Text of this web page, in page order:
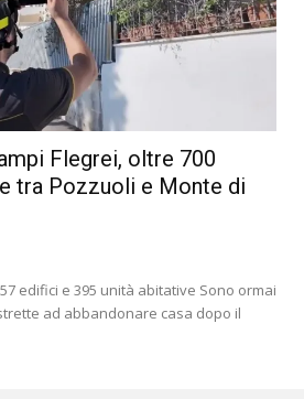
Flegrei, oltre 700
tra Pozzuoli e Monte di
edifici e 395 unità abitative Sono ormai
ad abbandonare casa dopo il